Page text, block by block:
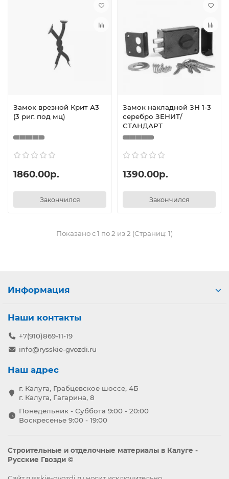
Замок врезной Крит А3
(3 риг. под мц)
1860.00р.
Закончился
Замок накладной ЗН 1-3
серебро ЗЕНИТ/
СТАНДАРТ
1390.00р.
Закончился
Показано с 1 по 2 из 2 (Страниц: 1)
Информация
Наши контакты
+7(910)869-11-19
info@rysskie-gvozdi.ru
Наш адрес
г. Калуга, Грабцевское шоссе, 4Б
г. Калуга, Гагарина, 8
Понедельник - Суббота 9:00 - 20:00
Воскресенье 9:00 - 19:00
Строительные и отделочные материалы в Калуге -
Русские Гвозди ©